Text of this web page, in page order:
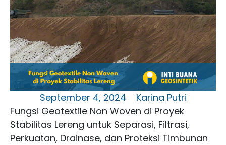
September 4, 2024
Karina Putri
Fungsi Geotextile Non Woven di Proyek
Stabilitas Lereng untuk Separasi, Filtrasi,
Perkuatan, Drainase, dan Proteksi Timbunan